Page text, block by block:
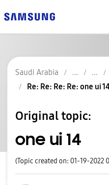
Saudi Arabia
Re: Re: Re: Re: one ui
Original topic:
one ui 14
(Topic created on: 01-19-2022